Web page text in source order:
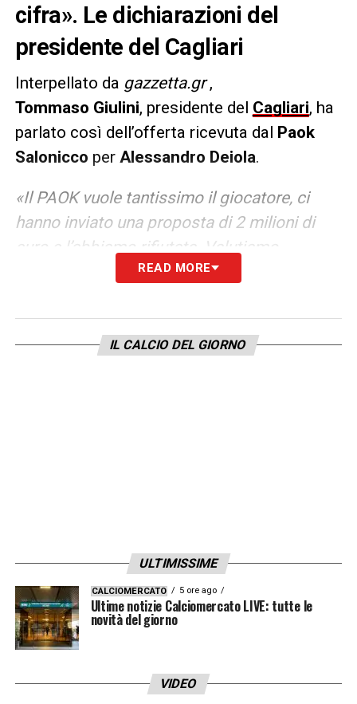
cifra». Le dichiarazioni del
presidente del Cagliari
Interpellato da gazzetta.gr,
Tommaso Giulini, presidente del Cagliari, ha
parlato così dell’offerta ricevuta dal Paok
Salonicco per Alessandro Deiola.
«Il PAOK vuole tantissimo il giocatore, ci
hanno inviato una proposta di 2 milioni di
euro e l’abbiamo rifiutata. Valutiamo
Alessandro 3 milioni e mezzo».
di no – sarà disposto ad alzare l’offerta per il
centrocampista di 25 anni.
READ MORE
IL CALCIO DEL GIORNO
ULTIMISSIME
CALCIOMERCATO 5 ore ago
Ultime notizie Calciomercato LIVE: tutte le
novità del giorno
VIDEO